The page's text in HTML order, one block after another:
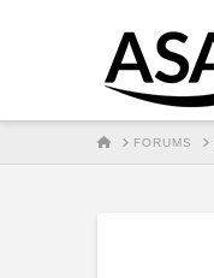
HOMEFORUMS